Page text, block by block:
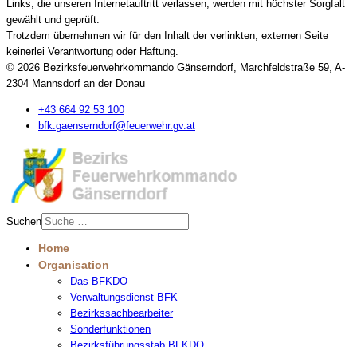
Links, die unseren Internetauftritt verlassen, werden mit höchster Sorgfalt
gewählt und geprüft.
Trotzdem übernehmen wir für den Inhalt der verlinkten, externen Seite
keinerlei Verantwortung oder Haftung.
© 2026 Bezirksfeuerwehrkommando Gänserndorf, Marchfeldstraße 59, A-
2304 Mannsdorf an der Donau
+43 664 92 53 100
bfk.gaenserndorf@feuerwehr.gv.at
Suchen
Home
Organisation
Das BFKDO
Verwaltungsdienst BFK
Bezirkssachbearbeiter
Sonderfunktionen